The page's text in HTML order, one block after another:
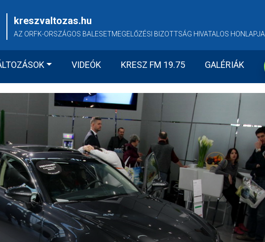
kreszvaltozas.hu
AZ ORFK-ORSZÁGOS BALESETMEGELŐZÉSI BIZOTTSÁG HIVATALOS HONLAPJA
VIDEÓK KRESZ FM 19.75 GALÉRIÁK